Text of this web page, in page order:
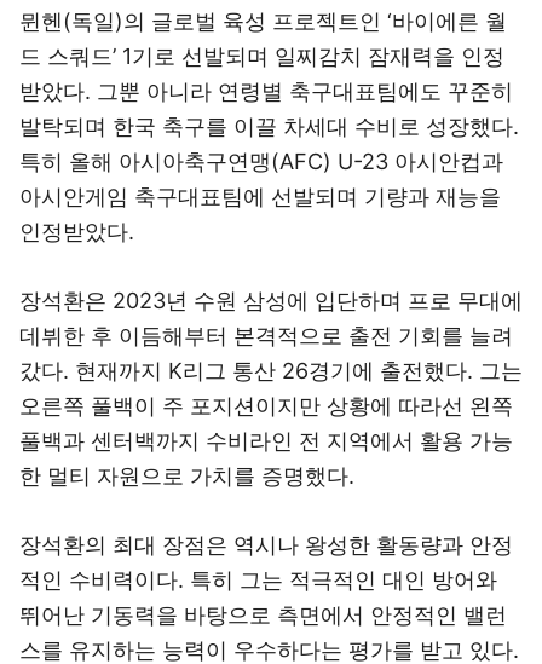
뮌헨(독일)의 글로벌 육성 프로젝트인 ‘바이에른 월
드 스쿼드’ 1기로 선발되며 일찌감치 잠재력을 인정
받았다. 그뿐 아니라 연령별 축구대표팀에도 꾸준히
발탁되며 한국 축구를 이끌 차세대 수비로 성장했다.
특히 올해 아시아축구연맹(AFC) U-23 아시안컵과
아시안게임 축구대표팀에 선발되며 기량과 재능을
인정받았다.
장석환은 2023년 수원 삼성에 입단하며 프로 무대에
데뷔한 후 이듬해부터 본격적으로 출전 기회를 늘려
갔다. 현재까지 K리그 통산 26경기에 출전했다. 그는
오른쪽 풀백이 주 포지션이지만 상황에 따라선 왼쪽
풀백과 센터백까지 수비라인 전 지역에서 활용 가능
한 멀티 자원으로 가치를 증명했다.
장석환의 최대 장점은 역시나 왕성한 활동량과 안정
적인 수비력이다. 특히 그는 적극적인 대인 방어와
뛰어난 기동력을 바탕으로 측면에서 안정적인 밸런
스를 유지하는 능력이 우수하다는 평가를 받고 있다.